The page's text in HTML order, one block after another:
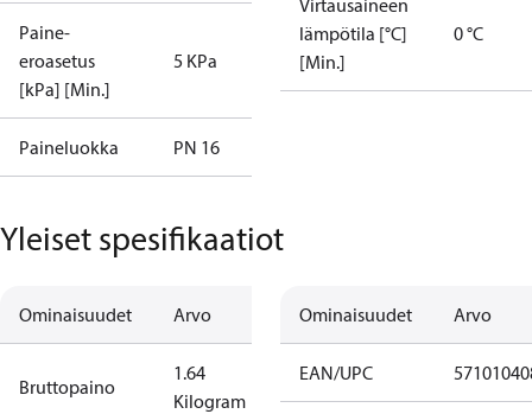
Paine-
eroasetus
[kPa] [Min.]
5 KPa
Paineluokka PN 16
Virtausaineen
lämpötila [°C]
[Min.]
0 °C
Yleiset spesifikaatiot
Ominaisuudet Arvo
Bruttopaino
1.64
Kilogram
Ominaisuudet Arvo
EAN/UPC